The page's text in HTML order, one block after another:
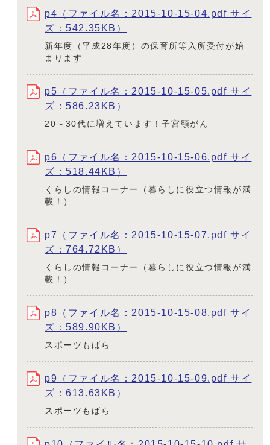
p4（ファイル名：2015-10-15-04.pdf サイ
ズ：542.35KB）
新年度（平成28年度）の保育所等入所受付が始
まります
p5（ファイル名：2015-10-15-05.pdf サイ
ズ：586.23KB）
20～30代に増えています！子宮頸がん
p6（ファイル名：2015-10-15-06.pdf サイ
ズ：518.44KB）
くらしの情報コーナー（暮らしに役立つ情報が満
載！）
p7（ファイル名：2015-10-15-07.pdf サイ
ズ：764.72KB）
くらしの情報コーナー（暮らしに役立つ情報が満
載！）
p8（ファイル名：2015-10-15-08.pdf サイ
ズ：589.90KB）
スポーツもばら
p9（ファイル名：2015-10-15-09.pdf サイ
ズ：613.63KB）
スポーツもばら